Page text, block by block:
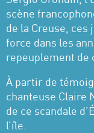
scène
de la Creuse, ces
force dans les
repeuplement de
À partir de
chanteuse Claire
de ce scandale
l’île.